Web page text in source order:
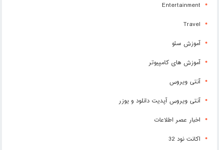
Entertainment
Travel
آموزش سئو
آموزش های کامپیوتر
آنتی ویروس
آنتی ویروس آپدیت دانلود و یوزر
اخبار عصر اطلاعات
اکانت نود 32